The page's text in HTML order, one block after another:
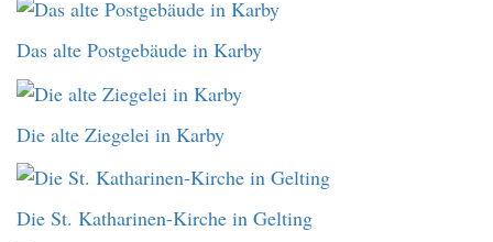
Das alte Postgebäude in Karby
Die alte Ziegelei in Karby
Die St. Katharinen-Kirche in Gelting